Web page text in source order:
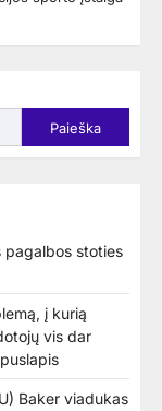
Paieška
pagalbos stoties
į kurią
vis dar
Baker viadukas